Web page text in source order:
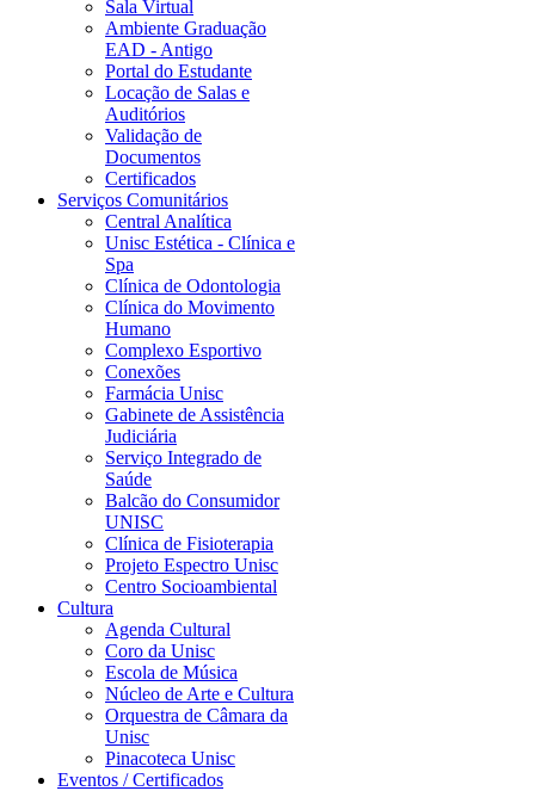
Sala Virtual
Ambiente Graduação
EAD - Antigo
Portal do Estudante
Locação de Salas e
Auditórios
Validação de
Documentos
Certificados
Serviços Comunitários
Central Analítica
Unisc Estética - Clínica e
Spa
Clínica de Odontologia
Clínica do Movimento
Humano
Complexo Esportivo
Conexões
Farmácia Unisc
Gabinete de Assistência
Judiciária
Serviço Integrado de
Saúde
Balcão do Consumidor
UNISC
Clínica de Fisioterapia
Projeto Espectro Unisc
Centro Socioambiental
Cultura
Agenda Cultural
Coro da Unisc
Escola de Música
Núcleo de Arte e Cultura
Orquestra de Câmara da
Unisc
Pinacoteca Unisc
Eventos / Certificados